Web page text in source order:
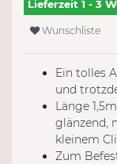
Lieferzeit 1 - 3
Wunschliste
Ein tolles
und
Länge
glänzend,
kleinem
Zum